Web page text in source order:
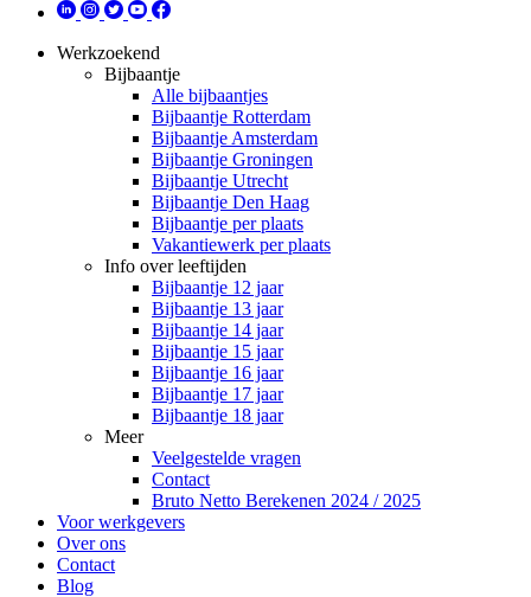
Werkzoekend
Bijbaantje
Alle bijbaantjes
Bijbaantje Rotterdam
Bijbaantje Amsterdam
Bijbaantje Groningen
Bijbaantje Utrecht
Bijbaantje Den Haag
Bijbaantje per plaats
Vakantiewerk per plaats
Info over leeftijden
Bijbaantje 12 jaar
Bijbaantje 13 jaar
Bijbaantje 14 jaar
Bijbaantje 15 jaar
Bijbaantje 16 jaar
Bijbaantje 17 jaar
Bijbaantje 18 jaar
Meer
Veelgestelde vragen
Contact
Bruto Netto Berekenen 2024 / 2025
Voor werkgevers
Over ons
Contact
Blog